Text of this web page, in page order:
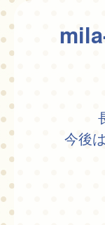
今後は